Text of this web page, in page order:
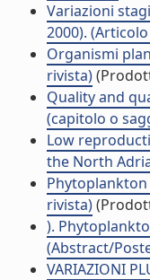
Variazioni
2000).
Organismi
rivista)
Quality and
(capitolo o
Low
the North
Phytoplankton
rivista)
).
(Abstract/
VARIAZIONI